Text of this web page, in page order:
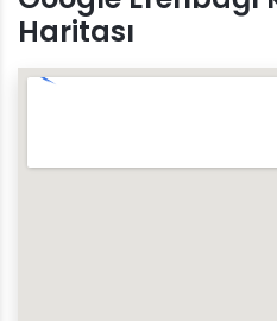
Haritası